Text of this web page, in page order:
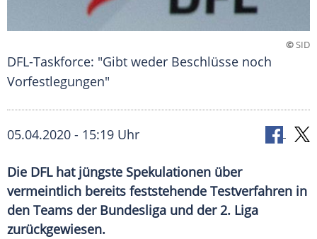
©SID
DFL-Taskforce: "Gibt weder Beschlüsse noch
Vorfestlegungen"
05.04.2020 - 15:19 Uhr
Die DFL hat jüngste Spekulationen über
vermeintlich bereits feststehende Testverfahren in
den Teams der Bundesliga und der 2. Liga
zurückgewiesen.